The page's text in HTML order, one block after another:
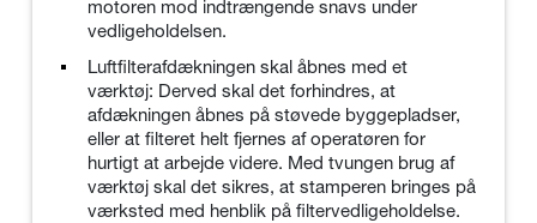
motoren mod indtrængende snavs under
vedligeholdelsen.
Luftfilterafdækningen skal åbnes med et
værktøj: Derved skal det forhindres, at
afdækningen åbnes på støvede byggepladser,
eller at filteret helt fjernes af operatøren for
hurtigt at arbejde videre. Med tvungen brug af
værktøj skal det sikres, at stamperen bringes på
værksted med henblik på filtervedligeholdelse.